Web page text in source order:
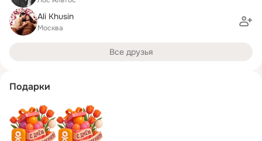
Ali Khusin
Москва
Все друзья
Подарки